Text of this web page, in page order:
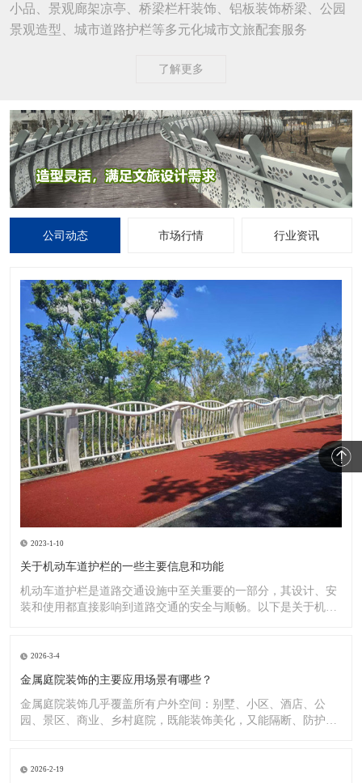
小品、景观廊架凉亭、桥梁栏杆装饰、铝板装饰桥梁、公园
景观造型、城市道路护栏等多元化城市文旅配套服务
了解更多
公司动态 市场行情 行业资讯
2023-1-10
关于机动车道护栏的一些主要信息和功能
机动车道护栏是道路交通设施中至关重要的一部分，其设计、安
装和使用都直接影响到道路交通的安全与顺畅。以下是关于机动
2026-3-4
金属庭院装饰的主要应用场景有哪些？
金属庭院装饰几乎覆盖所有户外空间：别墅、小区、酒店、公
园、景区、商业、乡村庭院，既能装饰美化，又能隔断、防护、
2026-2-19